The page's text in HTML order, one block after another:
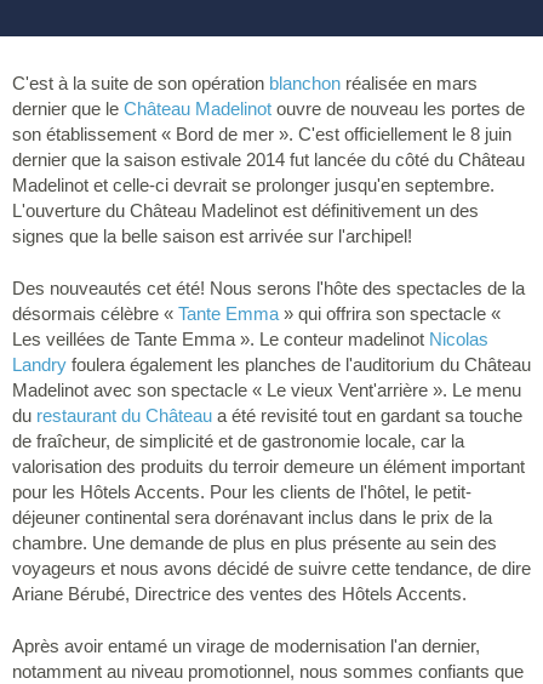
C'est à la suite de son opération blanchon réalisée en mars
dernier que le Château Madelinot ouvre de nouveau les portes de
son établissement « Bord de mer ». C'est officiellement le 8 juin
dernier que la saison estivale 2014 fut lancée du côté du Château
Madelinot et celle-ci devrait se prolonger jusqu'en septembre.
L'ouverture du Château Madelinot est définitivement un des
signes que la belle saison est arrivée sur l'archipel!
Des nouveautés cet été! Nous serons l'hôte des spectacles de la
désormais célèbre « Tante Emma » qui offrira son spectacle «
Les veillées de Tante Emma ». Le conteur madelinot Nicolas
Landry foulera également les planches de l'auditorium du Château
Madelinot avec son spectacle « Le vieux Vent'arrière ». Le menu
du restaurant du Château a été revisité tout en gardant sa touche
de fraîcheur, de simplicité et de gastronomie locale, car la
valorisation des produits du terroir demeure un élément important
pour les Hôtels Accents. Pour les clients de l'hôtel, le petit-
déjeuner continental sera dorénavant inclus dans le prix de la
chambre. Une demande de plus en plus présente au sein des
voyageurs et nous avons décidé de suivre cette tendance, de dire
Ariane Bérubé, Directrice des ventes des Hôtels Accents.
Après avoir entamé un virage de modernisation l'an dernier,
notamment au niveau promotionnel, nous sommes confiants que